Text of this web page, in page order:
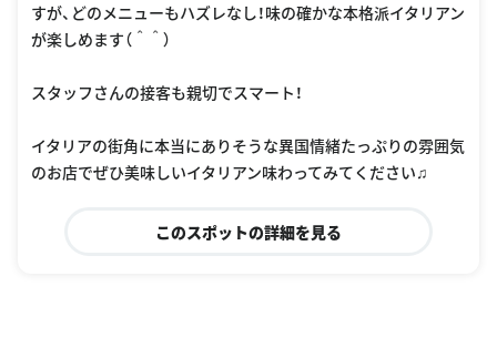
すが、どのメニューもハズレなし！味の確かな本格派イタリアン
が楽しめます（＾＾）
スタッフさんの接客も親切でスマート！
イタリアの街角に本当にありそうな異国情緒たっぷりの雰囲気
のお店でぜひ美味しいイタリアン味わってみてください♫
このスポットの詳細を見る